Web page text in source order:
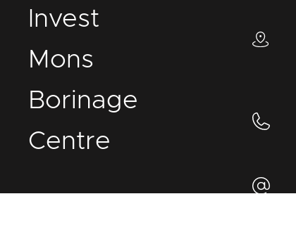
nvest
Mons
Borinage
Centre